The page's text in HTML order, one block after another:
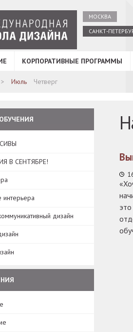
МОСКВА
САНКТ-
КОРПОРАТИВНЫЕ ПРОГРАММЫ
Июль Четверг
В СЕНТЯБРЕ!
дизайн